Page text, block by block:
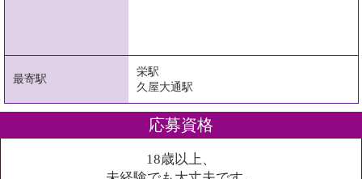
最寄駅
栄駅
久屋大通駅
応募資格
18歳以上、